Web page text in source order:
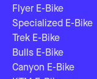
Flyer E-Bike
Specialized E-Bike
Trek E-Bike
Bulls E-Bike
Canyon E-Bike